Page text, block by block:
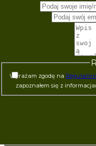
Wyrażam zgodę na Regulamin
zapoznałem się z